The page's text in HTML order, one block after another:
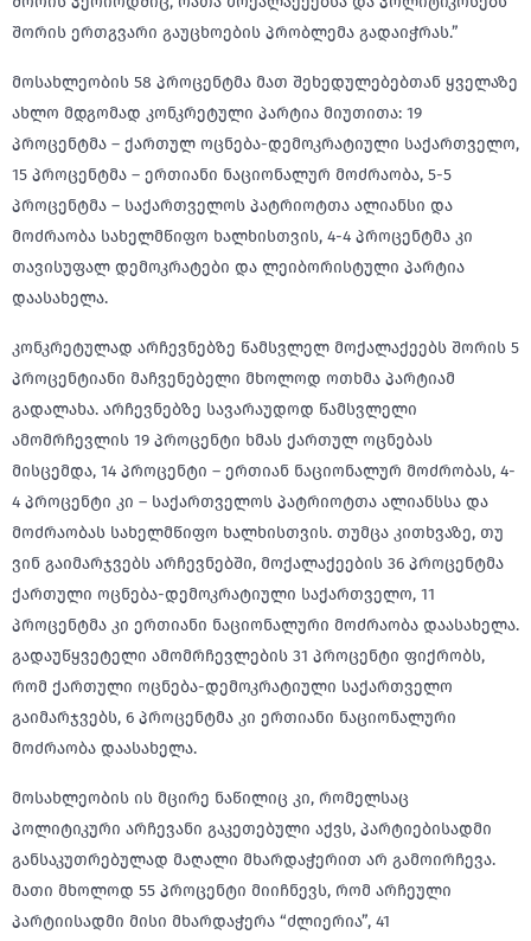
შორის ერთგვარი გაუცხოების პრობლემა გადაიჭრას.”
მოსახლეობის 58 პროცენტმა მათ შეხედულებებთან ყველაზე
ახლო მდგომად კონკრეტული პარტია მიუთითა: 19
პროცენტმა – ქართულ ოცნება-დემოკრატიული საქართველო,
15 პროცენტმა – ერთიანი ნაციონალურ მოძრაობა, 5-5
პროცენტმა – საქართველოს პატრიოტთა ალიანსი და
მოძრაობა სახელმწიფო ხალხისთვის, 4-4 პროცენტმა კი
თავისუფალ დემოკრატები და ლეიბორისტული პარტია
დაასახელა.
კონკრეტულად არჩევნებზე წამსვლელ მოქალაქეებს შორის 5
პროცენტიანი მაჩვენებელი მხოლოდ ოთხმა პარტიამ
გადალახა. არჩევნებზე სავარაუდოდ წამსვლელი
ამომრჩევლის 19 პროცენტი ხმას ქართულ ოცნებას
მისცემდა, 14 პროცენტი – ერთიან ნაციონალურ მოძრობას, 4-
4 პროცენტი კი – საქართველოს პატრიოტთა ალიანსსა და
მოძრაობას სახელმწიფო ხალხისთვის. თუმცა კითხვაზე, თუ
ვინ გაიმარჯვებს არჩევნებში, მოქალაქეების 36 პროცენტმა
ქართული ოცნება-დემოკრატიული საქართველო, 11
პროცენტმა კი ერთიანი ნაციონალური მოძრაობა დაასახელა.
გადაუწყვეტელი ამომრჩევლების 31 პროცენტი ფიქრობს,
რომ ქართული ოცნება-დემოკრატიული საქართველო
გაიმარჯვებს, 6 პროცენტმა კი ერთიანი ნაციონალური
მოძრაობა დაასახელა.
მოსახლეობის ის მცირე ნაწილიც კი, რომელსაც
პოლიტიკური არჩევანი გაკეთებული აქვს, პარტიებისადმი
განსაკუთრებულად მაღალი მხარდაჭერით არ გამოირჩევა.
მათი მხოლოდ 55 პროცენტი მიიჩნევს, რომ არჩეული
პარტიისადმი მისი მხარდაჭერა “ძლიერია”, 41